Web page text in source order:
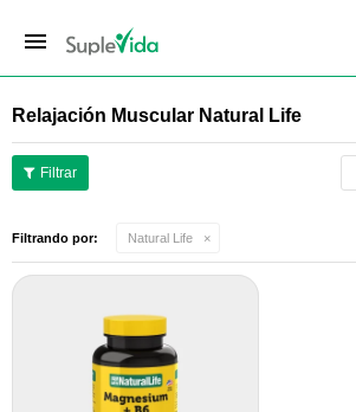
menu
Relajación Muscular Natural Life
Filtrando por: Natural Life